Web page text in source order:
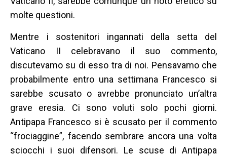
molte questioni.
Mentre i sostenitori ingannati della setta del
Vaticano II celebravano il suo commento,
discutevamo su di esso tra di noi. Pensavamo che
probabilmente entro una settimana Francesco si
sarebbe scusato o avrebbe pronunciato un’altra
grave eresia. Ci sono voluti solo pochi giorni.
Antipapa Francesco si è scusato per il commento
“frociaggine”, facendo sembrare ancora una volta
sciocchi i suoi difensori. Le scuse di Antipapa